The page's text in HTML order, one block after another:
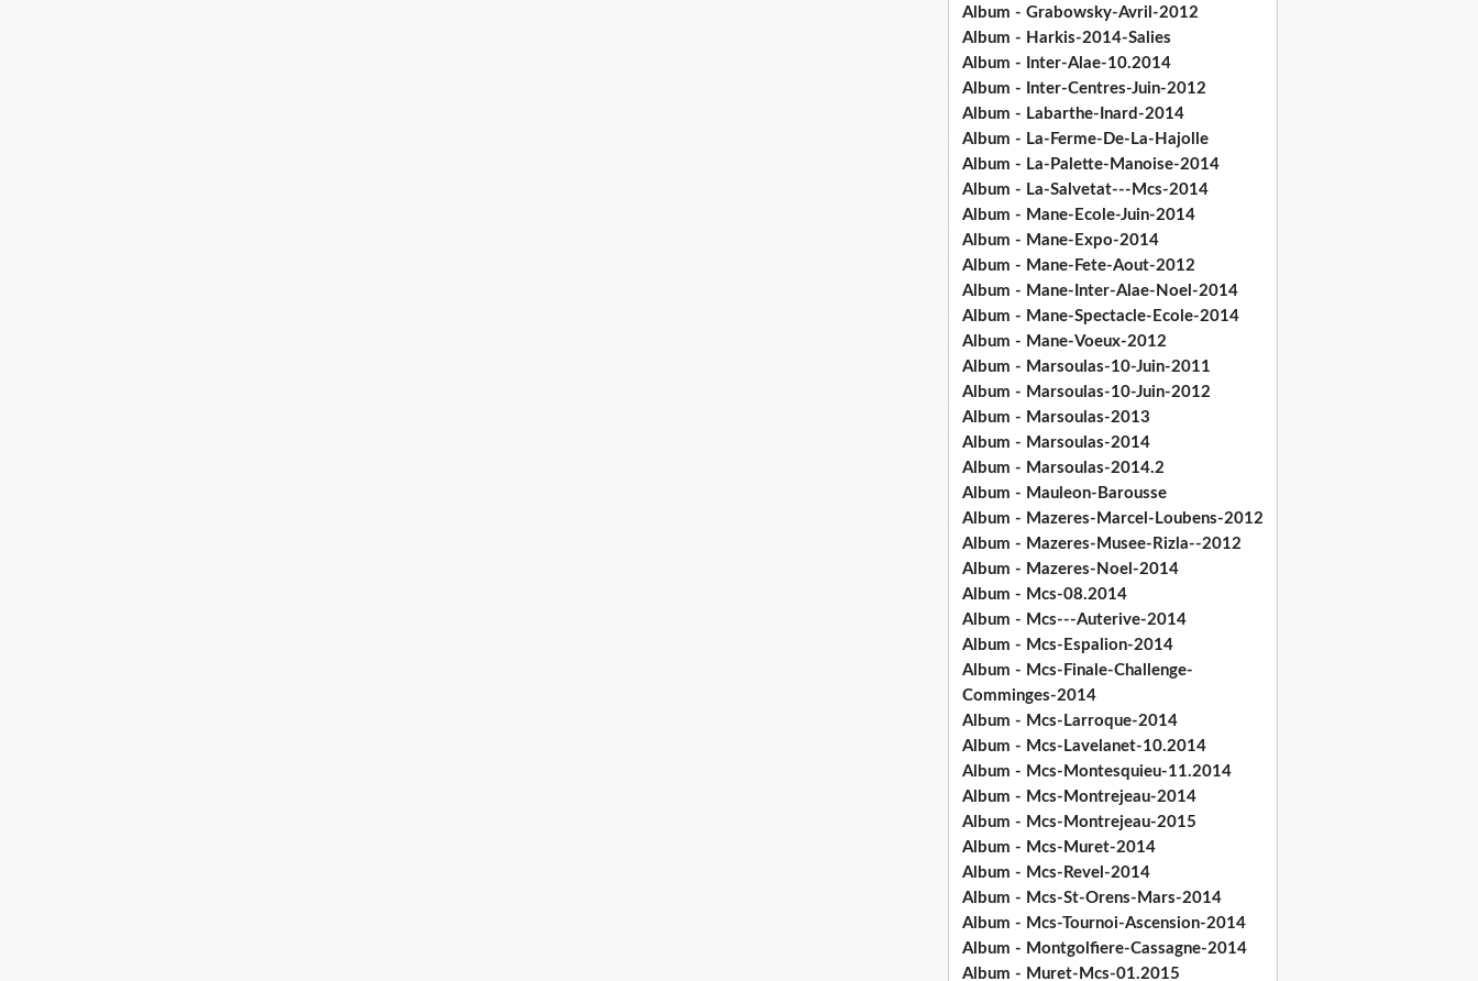
Album - Grabowsky-Avril-2012
Album - Harkis-2014-Salies
Album - Inter-Alae-10.2014
Album - Inter-Centres-Juin-2012
Album - Labarthe-Inard-2014
Album - La-Ferme-De-La-Hajolle
Album - La-Palette-Manoise-2014
Album - La-Salvetat---Mcs-2014
Album - Mane-Ecole-Juin-2014
Album - Mane-Expo-2014
Album - Mane-Fete-Aout-2012
Album - Mane-Inter-Alae-Noel-2014
Album - Mane-Spectacle-Ecole-2014
Album - Mane-Voeux-2012
Album - Marsoulas-10-Juin-2011
Album - Marsoulas-10-Juin-2012
Album - Marsoulas-2013
Album - Marsoulas-2014
Album - Marsoulas-2014.2
Album - Mauleon-Barousse
Album - Mazeres-Marcel-Loubens-2012
Album - Mazeres-Musee-Rizla--2012
Album - Mazeres-Noel-2014
Album - Mcs-08.2014
Album - Mcs---Auterive-2014
Album - Mcs-Espalion-2014
Album - Mcs-Finale-Challenge-
Comminges-2014
Album - Mcs-Larroque-2014
Album - Mcs-Lavelanet-10.2014
Album - Mcs-Montesquieu-11.2014
Album - Mcs-Montrejeau-2014
Album - Mcs-Montrejeau-2015
Album - Mcs-Muret-2014
Album - Mcs-Revel-2014
Album - Mcs-St-Orens-Mars-2014
Album - Mcs-Tournoi-Ascension-2014
Album - Montgolfiere-Cassagne-2014
Album - Muret-Mcs-01.2015